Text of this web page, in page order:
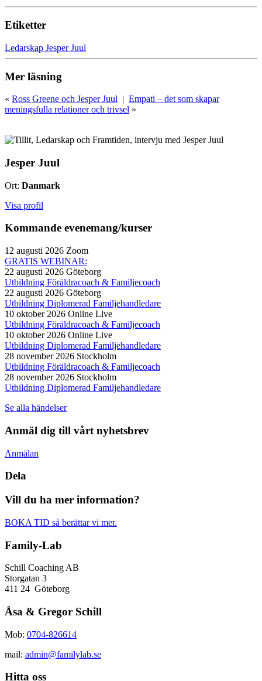
Etiketter
Ledarskap Jesper Juul
Mer läsning
« Ross Greene och Jesper Juul | Empati – det som skapar
meningsfulla relationer och trivsel »
Jesper Juul
Ort: Danmark
Visa profil
Kommande evenemang/kurser
12 augusti 2026 Zoom
GRATIS WEBINAR:
22 augusti 2026 Göteborg
Utbildning Föräldracoach & Familjecoach
22 augusti 2026 Göteborg
Utbildning Diplomerad Familjehandledare
10 oktober 2026 Online Live
Utbildning Föräldracoach & Familjecoach
10 oktober 2026 Online Live
Utbildning Diplomerad Familjehandledare
28 november 2026 Stockholm
Utbildning Föräldracoach & Familjecoach
28 november 2026 Stockholm
Utbildning Diplomerad Familjehandledare
Se alla händelser
Anmäl dig till vårt nyhetsbrev
Anmälan
Dela
Vill du ha mer information?
BOKA TID så berättar vi mer.
Family-Lab
Schill Coaching AB
Storgatan 3
411 24 Göteborg
Åsa & Gregor Schill
Mob: 0704-826614
mail: admin@familylab.se
Hitta oss